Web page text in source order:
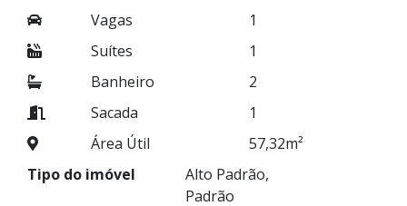
Vagas
1
Suítes
1
Banheiro
2
Sacada
1
Área Útil
57,32m²
Tipo do imóvel
Alto Padrão,
Padrão